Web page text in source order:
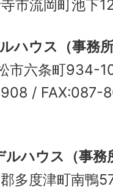
市流岡町池下
ハウス（事務
市六条町
/ FAX:087-
ルハウス（事務
郡多度津町南